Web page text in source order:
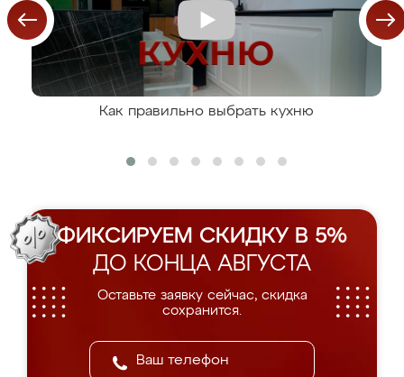
Как правильно выбрать кухню
ФИКСИРУЕМ СКИДКУ В 5%
ДО КОНЦА АВГУСТА
Оставьте заявку сейчас, скидка
сохранится.